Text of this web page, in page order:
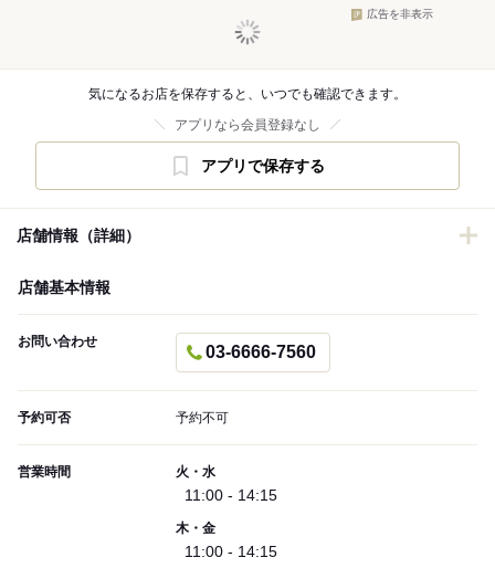
広告を非表示
気になるお店を保存すると、いつでも確認できます。
アプリなら会員登録なし
アプリで保存する
店舗情報（詳細）
店舗基本情報
お問い合わせ
03-6666-7560
予約可否 予約不可
営業時間 火・水
11:00 - 14:15
木・金
11:00 - 14:15